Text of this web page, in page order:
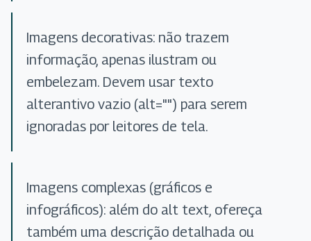
Imagens decorativas: não trazem
informação, apenas ilustram ou
embelezam. Devem usar texto
alterantivo vazio (alt="") para serem
ignoradas por leitores de tela.
Imagens complexas (gráficos e
infográficos): além do alt text, ofereça
também uma descrição detalhada ou